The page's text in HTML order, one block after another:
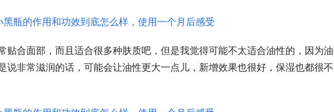
贴合面部，而且适合很多种肤质吧，但是我觉得可能不太适合油性的，因为油
说非常滋润的话，可能会让油性更大一点儿，新增效果也很好，保湿也都很不